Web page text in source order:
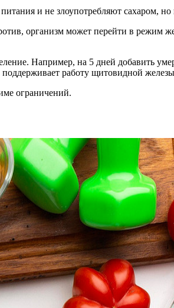
и не злоупотребляют сахаром, но
организм может перейти в режим
Например, на 5 дней добавить
работу щитовидной
ограничений.